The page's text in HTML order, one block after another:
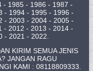
- 1985 - 1986 - 1987 -
- 1994 - 1995 - 1996 -
- 2003 - 2004 - 2005 -
- 2012 - 2013 - 2014 -
- 2021 - 2022.
KIRIM SEMUA JENIS
JANGAN RAGU
KAMI : 08118809333.